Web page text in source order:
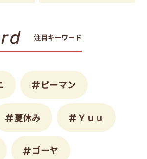
注目キーワード
ピーマン
夏休み Ｙｕｕ
ゴーヤ